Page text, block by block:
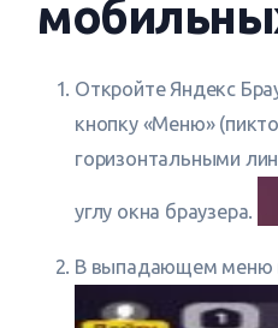
Откройте Яндекс
кнопку «Меню»
горизонтальными
углу окна браузера.
В выпадающем меню